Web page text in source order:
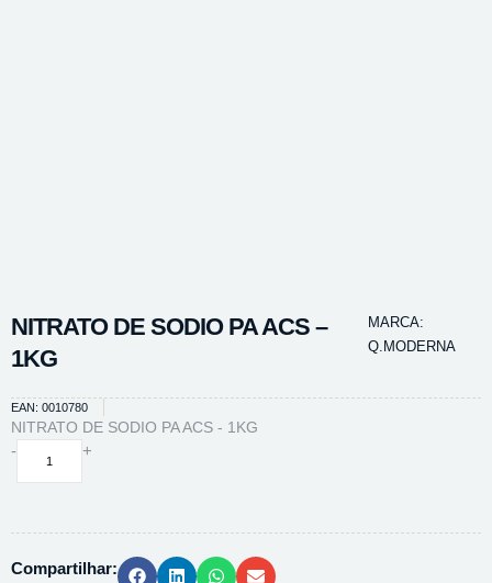
NITRATO DE SODIO PA ACS –
1KG
MARCA:
Q.MODERNA
EAN: 0010780
NITRATO DE SODIO PA ACS - 1KG
-
NITRATO
-
+
Compartilhar: